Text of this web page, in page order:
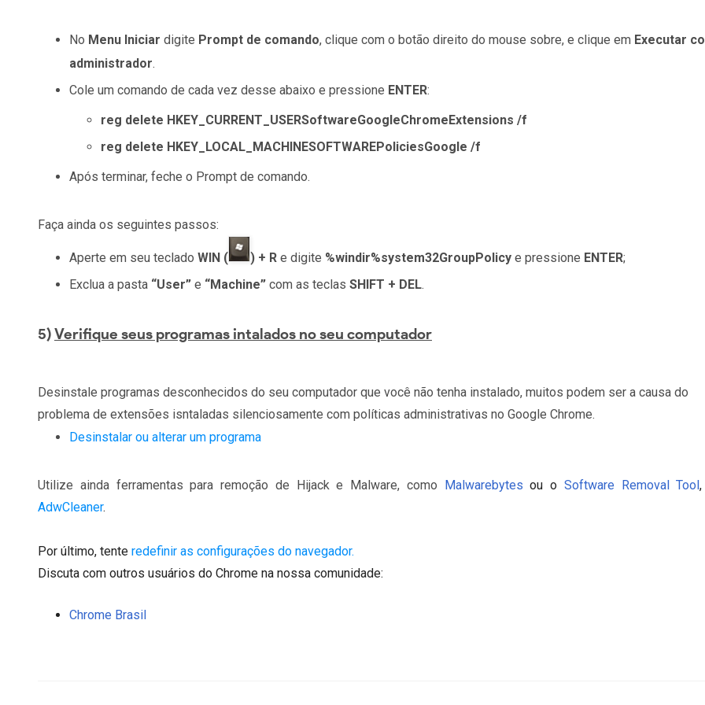
No Menu Iniciar digite Prompt de comando, clique com o botão direito do mouse sobre, e clique em Executar
administrador.
Cole um comando de cada vez desse abaixo e pressione ENTER:
reg delete HKEY_CURRENT_USERSoftwareGoogleChromeExtensions /f
reg delete HKEY_LOCAL_MACHINESOFTWAREPoliciesGoogle /f
Após terminar, feche o Prompt de comando.
Faça ainda os seguintes passos:
Aperte em seu teclado WIN ( ) + R e digite %windir%system32GroupPolicy e pressione ENTER;
Exclua a pasta “User” e “Machine” com as teclas SHIFT + DEL.
5)Verifique seus programas intalados no seu computador
Desinstale programas desconhecidos do seu computador que você não tenha instalado, muitos podem ser a causa do
problema de extensões isntaladas silenciosamente com políticas administrativas no Google Chrome.
Desinstalar ou alterar um programa
Utilize ainda ferramentas para remoção de Hijack e Malware, como Malwarebytes ou o Software Removal Tool
AdwCleaner.
Por último, tente redefinir as configurações do navegador.
Discuta com outros usuários do Chrome na nossa comunidade:
Chrome Brasil